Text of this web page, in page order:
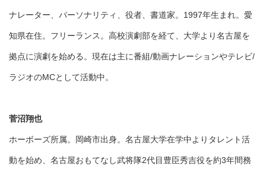
ナレーター、パーソナリティ、役者、書道家。1997年生まれ。愛
知県在住。フリーランス。高校演劇部を経て、大学より名古屋を
拠点に演劇を始める。現在は主に番組/動画ナレーションやテレビ/
ラジオのMCとして活動中。
菅沼翔也
ホーボーズ所属。岡崎市出身。名古屋大学在学中よりタレント活
動を始め、名古屋おもてなし武将隊2代目豊臣秀吉役を約3年間務